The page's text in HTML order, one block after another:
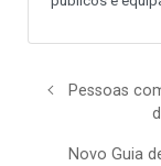
Pessoas
Novo Guia